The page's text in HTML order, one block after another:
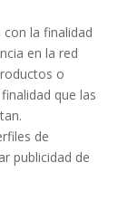
la finalidad
en la red
o
que las
de
publicidad de